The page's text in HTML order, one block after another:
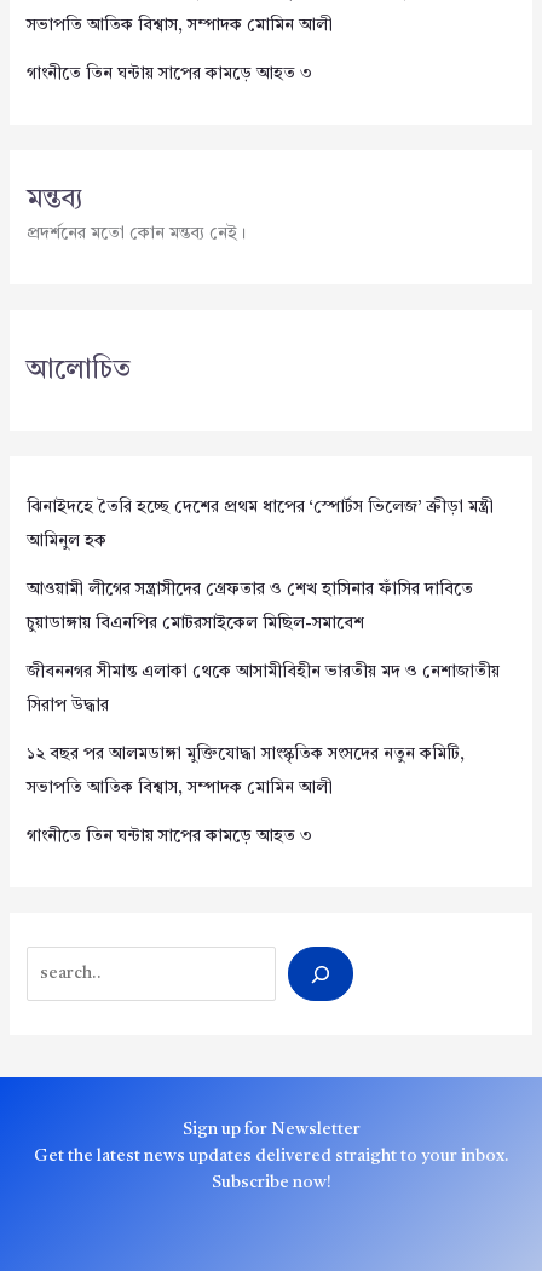
সভাপতি আতিক বিশ্বাস, সম্পাদক মোমিন আলী
গাংনীতে তিন ঘন্টায় সাপের কামড়ে আহত ৩
মন্তব্য
প্রদর্শনের মতো কোন মন্তব্য নেই।
আলোচিত
ঝিনাইদহে তৈরি হচ্ছে দেশের প্রথম ধাপের ‘স্পোর্টস ভিলেজ’ ক্রীড়া মন্ত্রী
আমিনুল হক
আওয়ামী লীগের সন্ত্রাসীদের গ্রেফতার ও শেখ হাসিনার ফাঁসির দাবিতে
চুয়াডাঙ্গায় বিএনপির মোটরসাইকেল মিছিল-সমাবেশ
জীবননগর সীমান্ত এলাকা থেকে আসামীবিহীন ভারতীয় মদ ও নেশাজাতীয়
সিরাপ উদ্ধার
১২ বছর পর আলমডাঙ্গা মুক্তিযোদ্ধা সাংস্কৃতিক সংসদের নতুন কমিটি,
সভাপতি আতিক বিশ্বাস, সম্পাদক মোমিন আলী
গাংনীতে তিন ঘন্টায় সাপের কামড়ে আহত ৩
Sign up for Newsletter
Get the latest news updates delivered straight to your inbox.
Subscribe now!